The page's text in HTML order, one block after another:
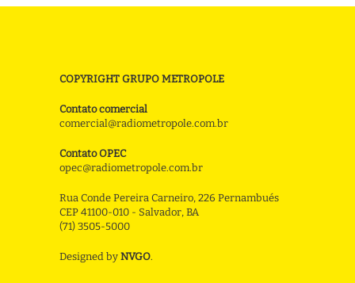
COPYRIGHT GRUPO METROPOLE
Contato comercial
comercial@radiometropole.com.br
Contato OPEC
opec@radiometropole.com.br
Rua Conde Pereira Carneiro, 226 Pernambués
CEP 41100-010 - Salvador, BA
(71) 3505-5000
Designed by NVGO.